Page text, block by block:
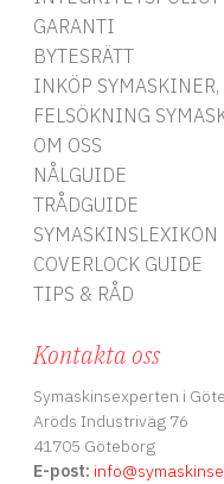
GARANTI
BYTESRÄTT
INKÖP SYMASKINER,
FELSÖKNING
OM OSS
NÅLGUIDE
TRÅDGUIDE
SYMASKINSLEXIKON
COVERLOCK GUIDE
TIPS & RÅD
Kontakta oss
Symaskinsexperten i
Aröds Industriväg 76
41705 Göteborg
E-post: info